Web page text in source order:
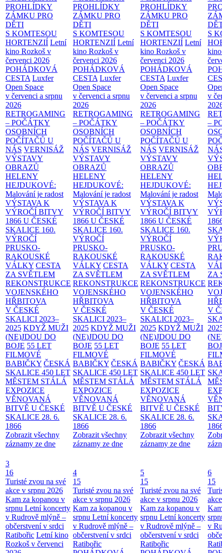
PROHLÍDKY
ZÁMKU PRO
DĚTI
S KOMTESOU
HORTENZIÍ Letní
kino Rozkoš v
červenci 2026
POHÁDKOVÁ
CESTA Luxfer
Open Space
v červenci a srpnu
2026
RETROGAMING
– POČÁTKY
OSOBNÍCH
POČÍTAČŮ U
NÁS VERNISÁŽ
VÝSTAVY
OBRAZŮ
HELENY
HEJDUKOVÉ:
Malování je radost
VÝSTAVA K
VÝROČÍ BITVY
1866 U ČESKÉ
SKALICE 160.
VÝROČÍ
PRUSKO-
RAKOUSKÉ
VÁLKY CESTA
ZA SVĚTLEM
REKONSTRUKCE
VOJENSKÉHO
HŘBITOVA
V ČESKÉ
SKALICI 2023–
2025 KDYŽ MUŽI
(NE)JDOU DO
BOJE 55 LET
FILMOVÉ
BABIČKY ČESKÁ
SKALICE 450 LET
MĚSTEM STÁLÁ
EXPOZICE
VĚNOVANÁ
BITVĚ U ČESKÉ
SKALICE 28. 6.
1866
Zobrazit všechny
záznamy ze dne
PROHLÍDKY
ZÁMKU PRO
DĚTI
S KOMTESOU
HORTENZIÍ Letní
kino Rozkoš v
červenci 2026
POHÁDKOVÁ
CESTA Luxfer
Open Space
v červenci a srpnu
2026
RETROGAMING
– POČÁTKY
OSOBNÍCH
POČÍTAČŮ U
NÁS VERNISÁŽ
VÝSTAVY
OBRAZŮ
HELENY
HEJDUKOVÉ:
Malování je radost
VÝSTAVA K
VÝROČÍ BITVY
1866 U ČESKÉ
SKALICE 160.
VÝROČÍ
PRUSKO-
RAKOUSKÉ
VÁLKY CESTA
ZA SVĚTLEM
REKONSTRUKCE
VOJENSKÉHO
HŘBITOVA
V ČESKÉ
SKALICI 2023–
2025 KDYŽ MUŽI
(NE)JDOU DO
BOJE 55 LET
FILMOVÉ
BABIČKY ČESKÁ
SKALICE 450 LET
MĚSTEM STÁLÁ
EXPOZICE
VĚNOVANÁ
BITVĚ U ČESKÉ
SKALICE 28. 6.
1866
Zobrazit všechny
záznamy ze dne
PROHLÍDKY
ZÁMKU PRO
DĚTI
S KOMTESOU
HORTENZIÍ Letní
kino Rozkoš v
červenci 2026
POHÁDKOVÁ
CESTA Luxfer
Open Space
v červenci a srpnu
2026
RETROGAMING
– POČÁTKY
OSOBNÍCH
POČÍTAČŮ U
NÁS VERNISÁŽ
VÝSTAVY
OBRAZŮ
HELENY
HEJDUKOVÉ:
Malování je radost
VÝSTAVA K
VÝROČÍ BITVY
1866 U ČESKÉ
SKALICE 160.
VÝROČÍ
PRUSKO-
RAKOUSKÉ
VÁLKY CESTA
ZA SVĚTLEM
REKONSTRUKCE
VOJENSKÉHO
HŘBITOVA
V ČESKÉ
SKALICI 2023–
2025 KDYŽ MUŽI
(NE)JDOU DO
BOJE 55 LET
FILMOVÉ
BABIČKY ČESKÁ
SKALICE 450 LET
MĚSTEM STÁLÁ
EXPOZICE
VĚNOVANÁ
BITVĚ U ČESKÉ
SKALICE 28. 6.
1866
Zobrazit všechny
záznamy ze dne
S
v
–
ZA
V
3
16
Turisté zvou na své
akce v srpnu 2026
Kam za kopanou v
srpnu Letní koncerty
v Rudrově mlýně –
občerstvení v srdci
Ratibořic Letní kino
Rozkoš v červenci
4
15
Turisté zvou na své
akce v srpnu 2026
Kam za kopanou v
srpnu Letní koncerty
v Rudrově mlýně –
občerstvení v srdci
Ratibořic
5
15
Turisté zvou na své
akce v srpnu 2026
Kam za kopanou v
srpnu Letní koncerty
v Rudrově mlýně –
občerstvení v srdci
Ratibořic
6
15
v